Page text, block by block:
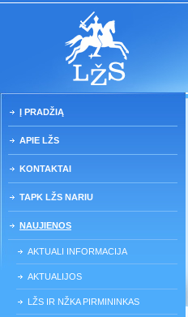
Į PRADŽIĄ
APIE LŽS
KONTAKTAI
TAPK LŽS NARIU
NAUJIENOS
AKTUALI INFORMACIJA
AKTUALIJOS
LŽS IR NŽKA PIRMININKAS